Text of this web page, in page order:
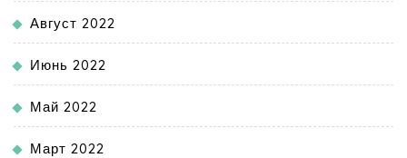
Август 2022
Июнь 2022
Май 2022
Март 2022